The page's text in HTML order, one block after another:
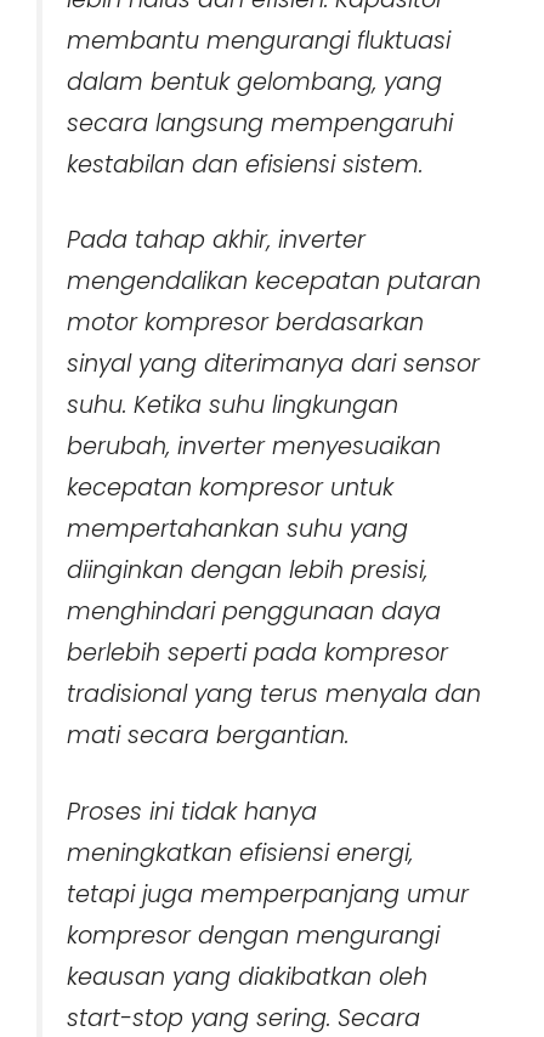
membantu mengurangi fluktuasi
dalam bentuk gelombang, yang
secara langsung mempengaruhi
kestabilan dan efisiensi sistem.
Pada tahap akhir, inverter
mengendalikan kecepatan putaran
motor kompresor berdasarkan
sinyal yang diterimanya dari sensor
suhu. Ketika suhu lingkungan
berubah, inverter menyesuaikan
kecepatan kompresor untuk
mempertahankan suhu yang
diinginkan dengan lebih presisi,
menghindari penggunaan daya
berlebih seperti pada kompresor
tradisional yang terus menyala dan
mati secara bergantian.
Proses ini tidak hanya
meningkatkan efisiensi energi,
tetapi juga memperpanjang umur
kompresor dengan mengurangi
keausan yang diakibatkan oleh
start-stop yang sering. Secara